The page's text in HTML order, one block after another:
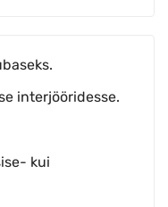
interjööridesse.
kui